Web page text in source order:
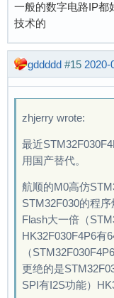
一般的数字电路IP都
技术的
gddddd #15 2020-
zhjerry wrote:
最近
用国产替代。
航顺的M0高仿
STM32F030的程
Flash大一倍（
HK32F030F4P6有
（
更绝的是
SPI有I2S功能）